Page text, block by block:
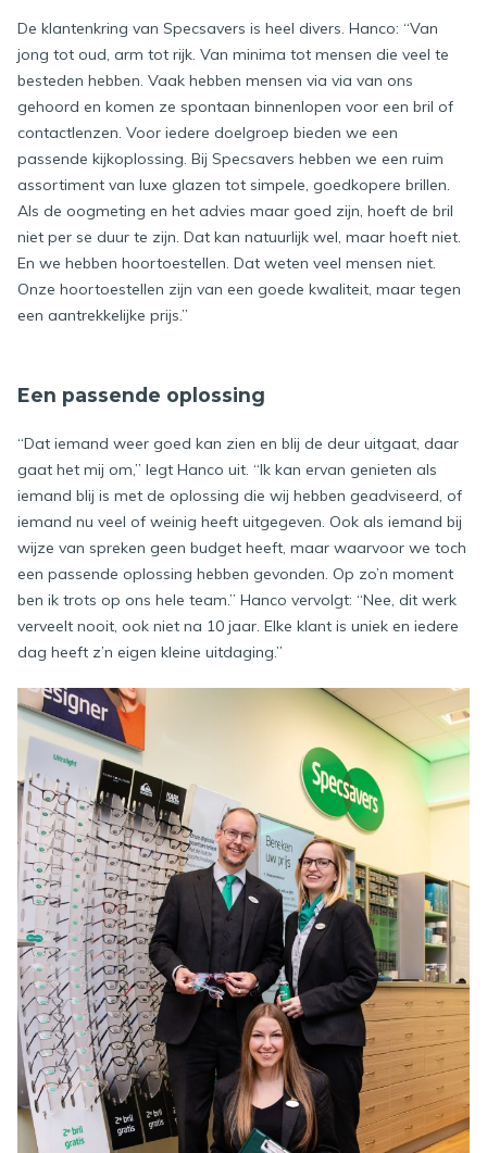
De klantenkring van Specsavers is heel divers. Hanco: “Van
jong tot oud, arm tot rijk. Van minima tot mensen die veel te
besteden hebben. Vaak hebben mensen via via van ons
gehoord en komen ze spontaan binnenlopen voor een bril of
contactlenzen. Voor iedere doelgroep bieden we een
passende kijkoplossing. Bij Specsavers hebben we een ruim
assortiment van luxe glazen tot simpele, goedkopere brillen.
Als de oogmeting en het advies maar goed zijn, hoeft de bril
niet per se duur te zijn. Dat kan natuurlijk wel, maar hoeft niet.
En we hebben hoortoestellen. Dat weten veel mensen niet.
Onze hoortoestellen zijn van een goede kwaliteit, maar tegen
een aantrekkelijke prijs.”
Een passende oplossing
“Dat iemand weer goed kan zien en blij de deur uitgaat, daar
gaat het mij om,” legt Hanco uit. “Ik kan ervan genieten als
iemand blij is met de oplossing die wij hebben geadviseerd, of
iemand nu veel of weinig heeft uitgegeven. Ook als iemand bij
wijze van spreken geen budget heeft, maar waarvoor we toch
een passende oplossing hebben gevonden. Op zo’n moment
ben ik trots op ons hele team.” Hanco vervolgt: “Nee, dit werk
verveelt nooit, ook niet na 10 jaar. Elke klant is uniek en iedere
dag heeft z’n eigen kleine uitdaging.”